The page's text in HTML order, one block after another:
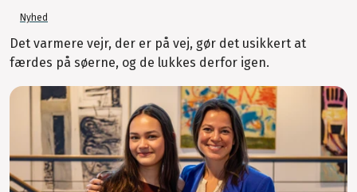
Nyhed
Det varmere vejr, der er på vej, gør det usikkert at
færdes på søerne, og de lukkes derfor igen.